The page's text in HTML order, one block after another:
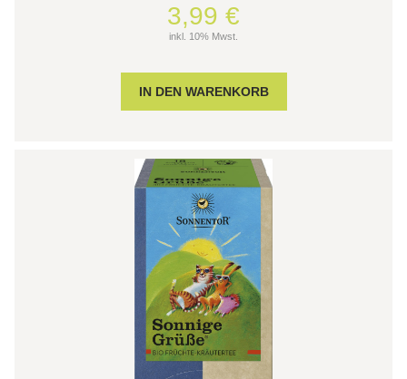
3,99 €
inkl. 10% Mwst.